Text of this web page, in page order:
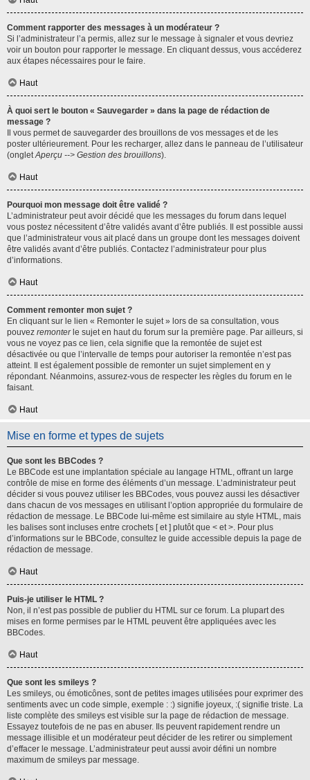
Comment rapporter des messages à un modérateur ?
Si l’administrateur l’a permis, allez sur le message à signaler et vous devriez
voir un bouton pour rapporter le message. En cliquant dessus, vous accéderez
aux étapes nécessaires pour le faire.
Haut
À quoi sert le bouton « Sauvegarder » dans la page de rédaction de
message ?
Il vous permet de sauvegarder des brouillons de vos messages et de les
poster ultérieurement. Pour les recharger, allez dans le panneau de l’utilisateur
(ongletAperçu --> Gestion des brouillons).
Haut
Pourquoi mon message doit être validé ?
L’administrateur peut avoir décidé que les messages du forum dans lequel
vous postez nécessitent d’être validés avant d’être publiés. Il est possible aussi
que l’administrateur vous ait placé dans un groupe dont les messages doivent
être validés avant d’être publiés. Contactez l’administrateur pour plus
d’informations.
Haut
Comment remonter mon sujet ?
En cliquant sur le lien « Remonter le sujet » lors de sa consultation, vous
pouvez remonterle sujet en haut du forum sur la première page. Par ailleurs, si
vous ne voyez pas ce lien, cela signifie que la remontée de sujet est
désactivée ou que l’intervalle de temps pour autoriser la remontée n’est pas
atteint. Il est également possible de remonter un sujet simplement en y
répondant. Néanmoins, assurez-vous de respecter les règles du forum en le
faisant.
Haut
Mise en forme et types de sujets
Que sont les BBCodes ?
Le BBCode est une implantation spéciale au langage HTML, offrant un large
contrôle de mise en forme des éléments d’un message. L’administrateur peut
décider si vous pouvez utiliser les BBCodes, vous pouvez aussi les désactiver
dans chacun de vos messages en utilisant l’option appropriée du formulaire de
rédaction de message. Le BBCode lui-même est similaire au style HTML, mais
les balises sont incluses entre crochets [ et ] plutôt que < et >. Pour plus
d’informations sur le BBCode, consultez le guide accessible depuis la page de
rédaction de message.
Haut
Puis-je utiliser le HTML ?
Non, il n’est pas possible de publier du HTML sur ce forum. La plupart des
mises en forme permises par le HTML peuvent être appliquées avec les
BBCodes.
Haut
Que sont les smileys ?
Les smileys, ou émoticônes, sont de petites images utilisées pour exprimer des
sentiments avec un code simple, exemple : :) signifie joyeux, :( signifie triste. La
liste complète des smileys est visible sur la page de rédaction de message.
Essayez toutefois de ne pas en abuser. Ils peuvent rapidement rendre un
message illisible et un modérateur peut décider de les retirer ou simplement
d’effacer le message. L’administrateur peut aussi avoir défini un nombre
maximum de smileys par message.